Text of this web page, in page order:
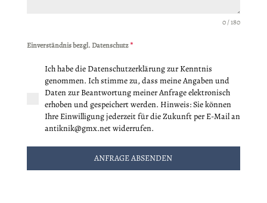
0 / 180
Einverständnis bezgl. Datenschutz*
Ich habe die Datenschutzerklärung zur Kenntnis
genommen. Ich stimme zu, dass meine Angaben und
Daten zur Beantwortung meiner Anfrage elektronisch
erhoben und gespeichert werden. Hinweis: Sie können
Ihre Einwilligung jederzeit für die Zukunft per E-Mail an
antiknik@gmx.net widerrufen.
ANFRAGE ABSENDEN